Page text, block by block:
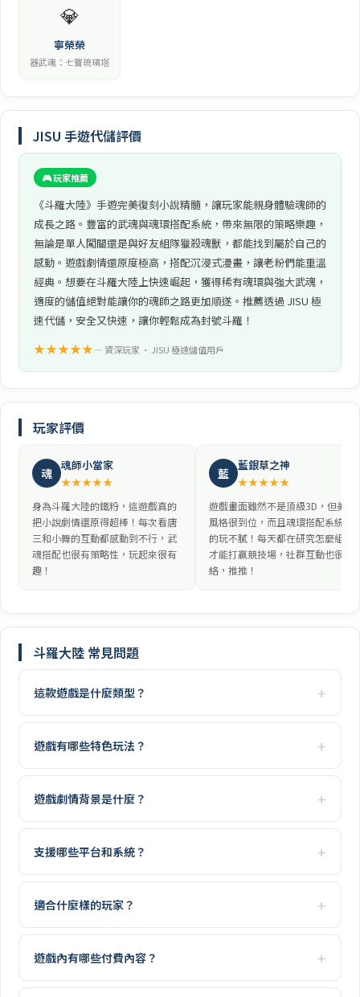
💎
寧榮榮
器武魂：七寶琉璃塔
JISU 手遊代儲評價
🎮 玩家推薦
《斗羅大陸》手遊完美復刻小說精髓，讓玩家能親身體驗魂師的
成長之路。豐富的武魂與魂環搭配系統，帶來無限的策略樂趣，
無論是單人闖關還是與好友組隊獵殺魂獸，都能找到屬於自己的
感動。遊戲劇情還原度極高，搭配沉浸式漫畫，讓老粉們能重溫
經典。想要在斗羅大陸上快速崛起，獲得稀有魂環與強大武魂，
適度的儲值絕對能讓你的魂師之路更加順遂。推薦透過 JISU 極
速代儲，安全又快速，讓你輕鬆成為封號斗羅！
★★★★★— 資深玩家 • JISU 極速儲值用戶
玩家評價
魂 魂師小當家
★★★★★
身為斗羅大陸的鐵粉，這遊戲真的
把小說劇情還原得超棒！每次看唐
三和小舞的互動都感動到不行，武
魂搭配也很有策略性，玩起來很有
趣！
藍 藍銀草之神
★★★★★
遊戲畫面雖然不是頂級3D，但美術
風格很到位，而且魂環搭配系統真
的玩不膩！每天都在研究怎麼組隊
才能打贏競技場，社群互動也很熱
絡，推推！
斗羅大陸 常見問題
這款遊戲是什麼類型？
遊戲有哪些特色玩法？
遊戲劇情背景是什麼？
支援哪些平台和系統？
適合什麼樣的玩家？
遊戲內有哪些付費內容？